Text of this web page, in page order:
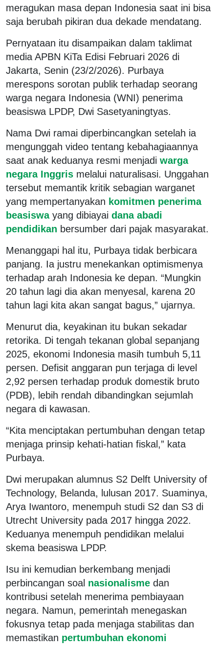
meragukan masa depan Indonesia saat ini bisa
saja berubah pikiran dua dekade mendatang.
Pernyataan itu disampaikan dalam taklimat
media APBN KiTa Edisi Februari 2026 di
Jakarta, Senin (23/2/2026). Purbaya
merespons sorotan publik terhadap seorang
warga negara Indonesia (WNI) penerima
beasiswa LPDP, Dwi Sasetyaningtyas.
Nama Dwi ramai diperbincangkan setelah ia
mengunggah video tentang kebahagiaannya
saat anak keduanya resmi menjadi warga
negara Inggris melalui naturalisasi. Unggahan
tersebut memantik kritik sebagian warganet
yang mempertanyakan komitmen penerima
beasiswa yang dibiayai dana abadi
pendidikan bersumber dari pajak masyarakat.
Menanggapi hal itu, Purbaya tidak berbicara
panjang. Ia justru menekankan optimismenya
terhadap arah Indonesia ke depan. “Mungkin
20 tahun lagi dia akan menyesal, karena 20
tahun lagi kita akan sangat bagus,” ujarnya.
Menurut dia, keyakinan itu bukan sekadar
retorika. Di tengah tekanan global sepanjang
2025, ekonomi Indonesia masih tumbuh 5,11
persen. Defisit anggaran pun terjaga di level
2,92 persen terhadap produk domestik bruto
(PDB), lebih rendah dibandingkan sejumlah
negara di kawasan.
“Kita menciptakan pertumbuhan dengan tetap
menjaga prinsip kehati-hatian fiskal,” kata
Purbaya.
Dwi merupakan alumnus S2 Delft University of
Technology, Belanda, lulusan 2017. Suaminya,
Arya Iwantoro, menempuh studi S2 dan S3 di
Utrecht University pada 2017 hingga 2022.
Keduanya menempuh pendidikan melalui
skema beasiswa LPDP.
Isu ini kemudian berkembang menjadi
perbincangan soal nasionalisme dan
kontribusi setelah menerima pembiayaan
negara. Namun, pemerintah menegaskan
fokusnya tetap pada menjaga stabilitas dan
memastikan pertumbuhan ekonomi